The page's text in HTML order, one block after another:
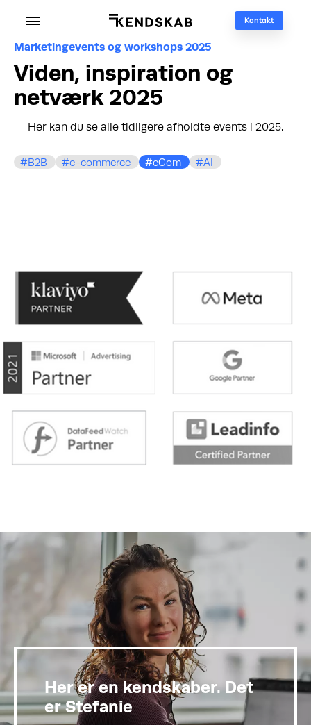
Kontakt
Marketingevents og workshops 2025
Viden, inspiration og
netværk 2025
Her kan du se alle tidligere afholdte events i 2025.
B2B e-commerce eCom AI
Her er en kendskaber. Det
er Stefanie